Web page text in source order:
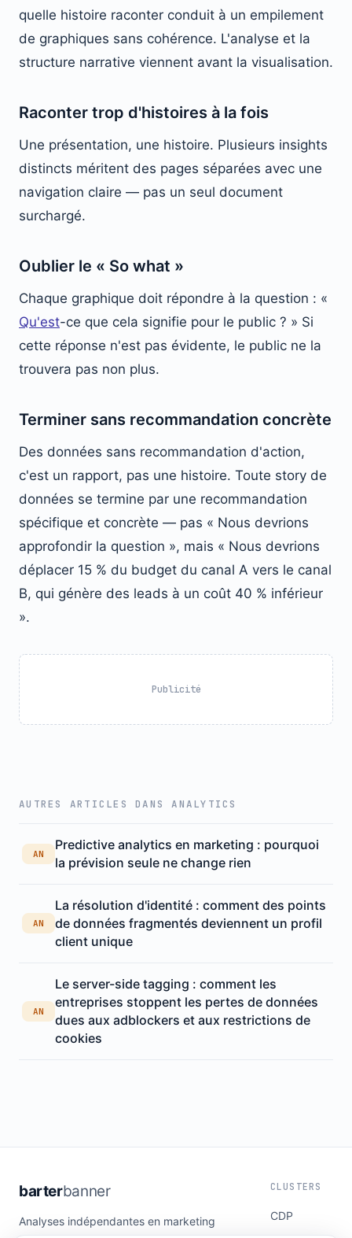
quelle histoire raconter conduit à un empilement
de graphiques sans cohérence. L'analyse et la
structure narrative viennent avant la visualisation.
Raconter trop d'histoires à la fois
Une présentation, une histoire. Plusieurs insights
distincts méritent des pages séparées avec une
navigation claire — pas un seul document
surchargé.
Oublier le « So what »
Chaque graphique doit répondre à la question : «
Qu'est-ce que cela signifie pour le public ? » Si
cette réponse n'est pas évidente, le public ne la
trouvera pas non plus.
Terminer sans recommandation concrète
Des données sans recommandation d'action,
c'est un rapport, pas une histoire. Toute story de
données se termine par une recommandation
spécifique et concrète — pas « Nous devrions
approfondir la question », mais « Nous devrions
déplacer 15 % du budget du canal A vers le canal
B, qui génère des leads à un coût 40 % inférieur
».
Publicité
AUTRES ARTICLES DANS ANALYTICS
AN
Predictive analytics en marketing : pourquoi
la prévision seule ne change rien
AN
La résolution d'identité : comment des points
de données fragmentés deviennent un profil
client unique
AN
Le server-side tagging : comment les
entreprises stoppent les pertes de données
dues aux adblockers et aux restrictions de
cookies
barterbanner
Analyses indépendantes en marketing
CLUSTERS
CDP